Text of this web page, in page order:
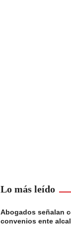
Lo más leído
Abogados señalan
convenios ente